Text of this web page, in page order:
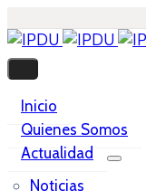
Inicio
Quienes Somos
Actualidad
Noticias